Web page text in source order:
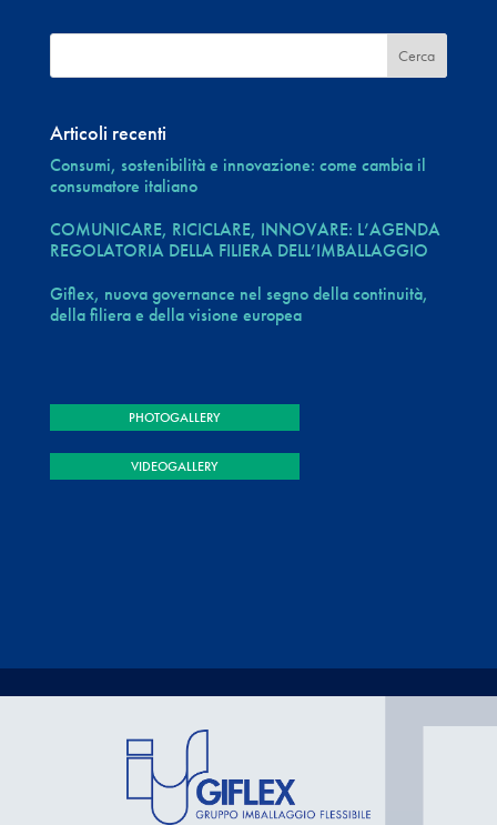
Articoli recenti
Consumi, sostenibilità e innovazione: come cambia il
consumatore italiano
COMUNICARE, RICICLARE, INNOVARE: L’AGENDA
REGOLATORIA DELLA FILIERA DELL’IMBALLAGGIO
Giflex, nuova governance nel segno della continuità,
della filiera e della visione europea
PHOTOGALLERY
VIDEOGALLERY